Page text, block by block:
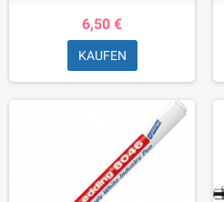
6,50 €
KAUFEN